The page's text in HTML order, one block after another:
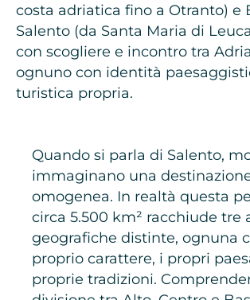
costa adriatica fino a Otranto) e
Salento (da Santa Maria di
con scogliere e incontro tra
ognuno con identità
turistica propria.
Quando si parla di Salento,
immaginano una
omogenea. In realtà questa
circa 5.500 km² racchiude tre
geografiche distinte, ognuna
proprio carattere, i propri
proprie tradizioni.